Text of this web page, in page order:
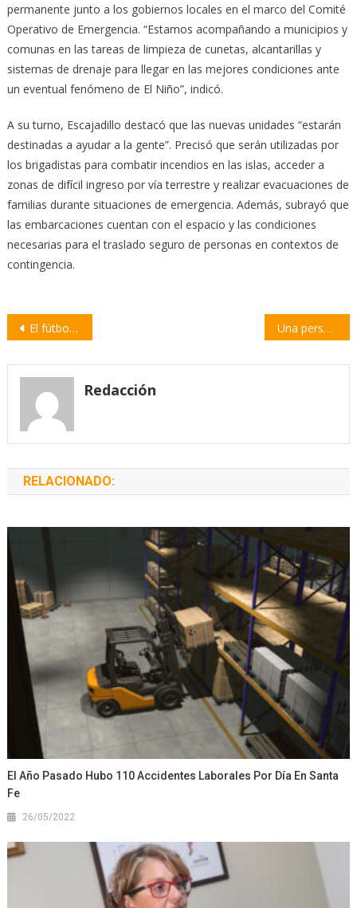
permanente junto a los gobiernos locales en el marco del Comité
Operativo de Emergencia. “Estamos acompañando a municipios y
comunas en las tareas de limpieza de cunetas, alcantarillas y
sistemas de drenaje para llegar en las mejores condiciones ante
un eventual fenómeno de El Niño”, indicó.
A su turno, Escajadillo destacó que las nuevas unidades “estarán
destinadas a ayudar a la gente”. Precisó que serán utilizadas por
los brigadistas para combatir incendios en las islas, acceder a
zonas de difícil ingreso por vía terrestre y realizar evacuaciones de
familias durante situaciones de emergencia. Además, subrayó que
las embarcaciones cuentan con el espacio y las condiciones
necesarias para el traslado seguro de personas en contextos de
contingencia.
Navegación
entradas
El fútbol: tierra fértil para la crispación y la violencia desmedida | por Pablo Martínez Una persona hospitalizada tras el choque entre una moto y un auto en el centro de Villa Constitución
Redacción
RELACIONADO:
El Año Pasado Hubo 110 Accidentes Laborales Por Día En Santa
Fe
26/05/2022